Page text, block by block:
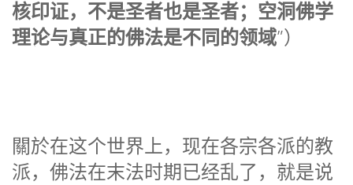
核印证，不是圣者也是圣者；空洞佛学
理论与真正的佛法是不同的领域”）
關於在这个世界上，现在各宗各派的教
派，佛法在末法时期已经乱了，就是说